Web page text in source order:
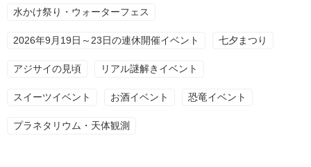
水かけ祭り・ウォーターフェス
2026年9月19日～23日の連休開催イベント 七夕まつり
アジサイの見頃 リアル謎解きイベント
スイーツイベント お酒イベント 恐竜イベント
プラネタリウム・天体観測